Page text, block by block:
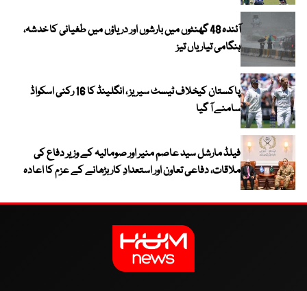
آئندہ 48 گھنٹوں میں بارشوں اور دریاؤں میں طغیانی کا خدشہ،
ہنگامی تیاریاں تیز
پاکستان کیخلاف ٹیسٹ سیریز ، انگلینڈ کا 16 رکنی اسکواڈ
سامنے آ گیا
فیلڈ مارشل سید عاصم منیر اور صومالیہ کے وزیر دفاع کی
ملاقات، دفاعی تعاون اور استعدادِ کار بڑھانے کے عزم کا اعادہ